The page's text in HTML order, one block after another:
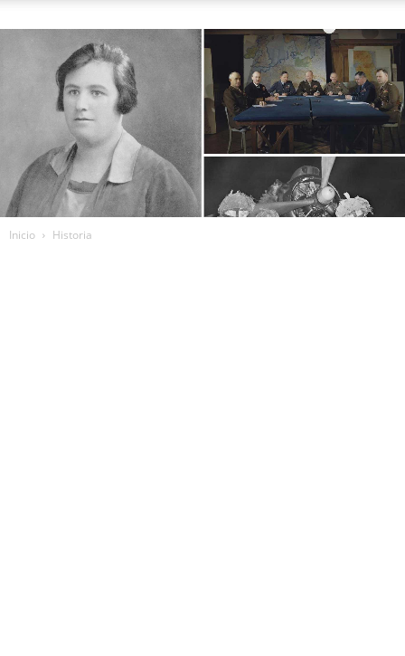
Inicio Historia